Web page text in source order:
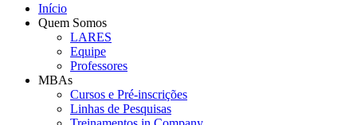
Início
Quem Somos
LARES
Equipe
Professores
MBAs
Cursos e Pré-inscrições
Linhas de Pesquisas